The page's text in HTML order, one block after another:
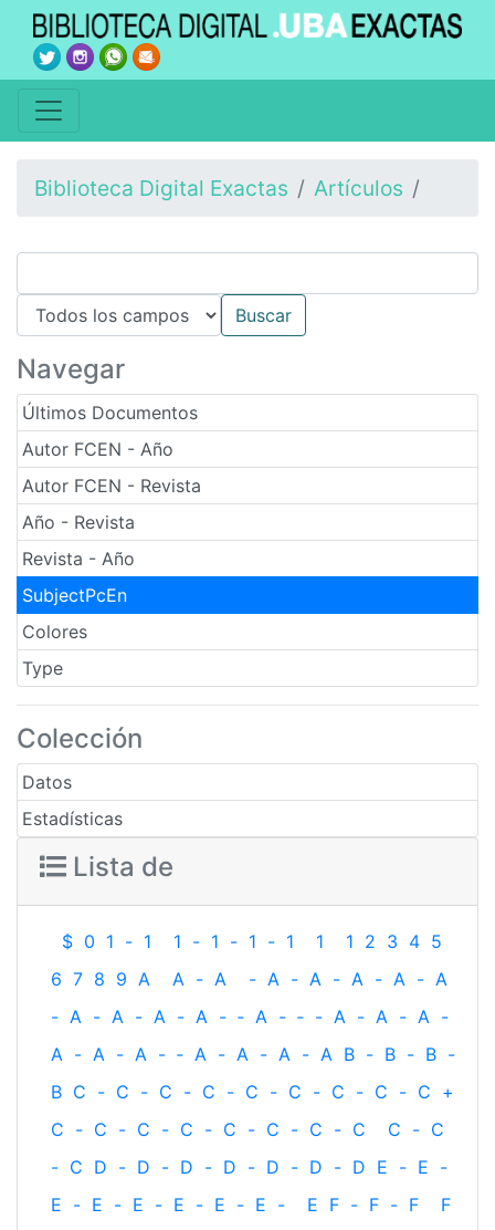
Biblioteca Digital Exactas Artículos
Navegar
Últimos Documentos
Autor FCEN - Año
Autor FCEN - Revista
Año - Revista
Revista - Año
SubjectPcEn
Colores
Type
Colección
Datos
Estadísticas
Lista de
$ 0 1 - 1 1 - 1 - 1 - 1 1 1 2 3 4 5
6 7 8 9 A A - A - A - A - A - A - A
- A - A - A - A - ‐ A - ‐ - A - A - A -
A - A - A - ‐ A - A - A - A B - B - B -
B C - C - C - C - C - C - C - C - C +
C - C - C - C - C - C - C - C C - C
- C D - D - D - D - D - D - D E - E -
E - E - E - E - E - E - E F - F - F
F